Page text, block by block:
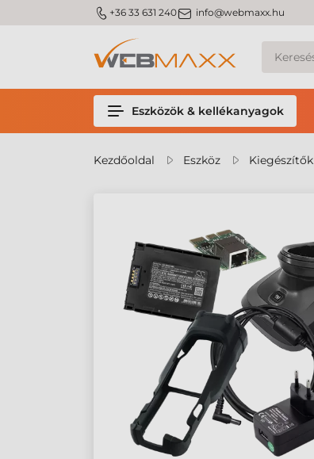
m_phone +36 33 631 240m_email info@webmaxx.hu
Eszközök & kellékanyagok
Kezdőoldal Eszköz Kiegészítők